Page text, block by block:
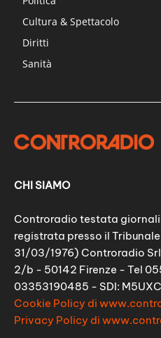
Cultura & Spettacolo
Diritti
Sanità
CHI SIAMO
Controradio testata
registrata presso il
31/03/1976) Controradio
2/b - 50142 Firenze - Tel
03353190485 - SDI:
Cookie Policy di
Privacy Policy di